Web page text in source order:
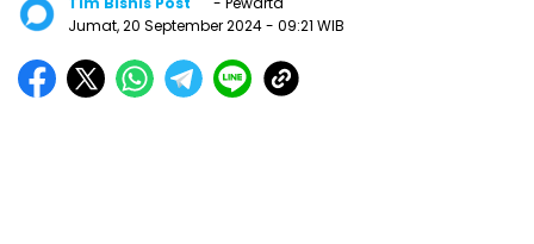
Jumat, 20 September 2024- 09:21 WIB